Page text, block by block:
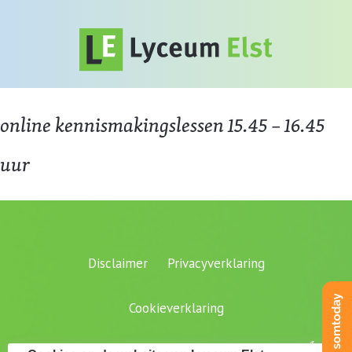
online kennismakingslessen 15.45 – 16.45
uur
Disclaimer Privacyverklaring
Cookieverklaring